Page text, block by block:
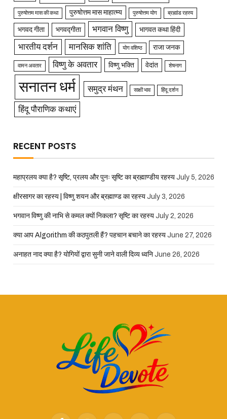
पुरुषोत्तम मास की कथा पुरुषोत्तम मास माहात्म्य पुरुषोत्तम योग ब्रह्मांड रहस्य
भगवद गीता भगवद्गीता भगवान विष्णु भागवत कथा हिंदी
भारतीय दर्शन मानसिक शांति योग वशिष्ठ राजा जनक
वामन अवतार विष्णु के अवतार विष्णु भक्ति वेदांत शेषनाग
सनातन धर्म समुद्र मंथन साक्षी भाव हिंदू दर्शन
हिंदू पौराणिक कथाएं
RECENT POSTS
महाप्रलय क्या है? सृष्टि, प्रलय और पुनः सृष्टि का ब्रह्माण्डीय रहस्य July 5, 2026
क्षीरसागर का रहस्य | विष्णु शयन और ब्रह्माण्ड का रहस्य July 3, 2026
भगवान विष्णु की नाभि से कमल क्यों निकला? सृष्टि का रहस्य July 2, 2026
क्या आप Algorithm की कठपुतली हैं? पहचान बचाने का रहस्य June 27, 2026
अनाहत नाद क्या है? योगियों द्वारा सुनी जाने वाली दिव्य ध्वनि June 26, 2026